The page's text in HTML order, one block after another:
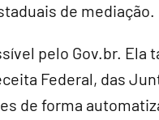
de mediação.
pelo Gov.br. Ela
Federal, das
de forma